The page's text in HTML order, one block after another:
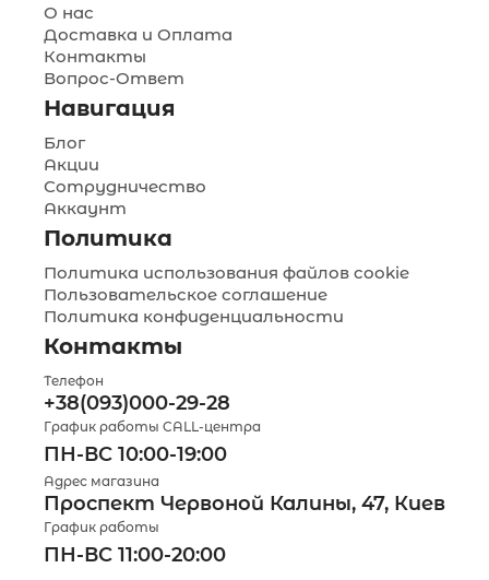
О нас
Доставка и Оплата
Контакты
Вопрос-Ответ
Навигация
Блог
Акции
Сотрудничество
Аккаунт
Политика
Политика использования файлов cookie
Пользовательское соглашение
Политика конфиденциальности
Контакты
Телефон
+38(093)000-29-28
График работы CALL-центра
ПН-ВС 10:00-19:00
Адрес магазина
Проспект Червоной Калины, 47, Киев
График работы
ПН-ВС 11:00-20:00